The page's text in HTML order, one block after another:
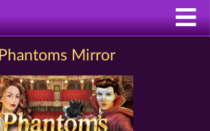
Phantoms Mirror